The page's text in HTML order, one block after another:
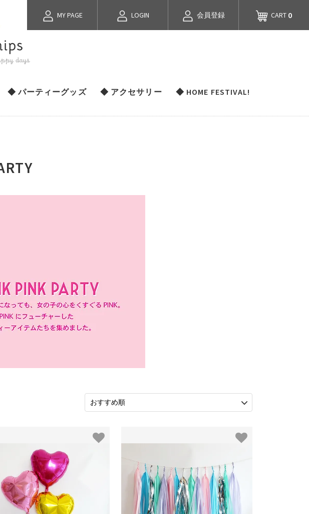
CART 0
会員登録
LOGIN
MY PAGE
◆ パーティーグッズ ◆ アクセサリー ◆ HOME FESTIVAL!